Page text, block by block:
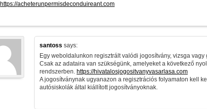
https://acheterunpermisdeconduireant.com
santoss says:
Egy weboldalunkon regisztrált valódi jogosítvány, vizsga
Csak az adataira van szükségünk, amelyeket a következő
rendszerben. https://hivatalosjogositvanyvasarlasa.com
A jogosítványnak ugyanazon a regisztrációs folyamaton kell
autósiskolák által kiállított jogosítványoknak.